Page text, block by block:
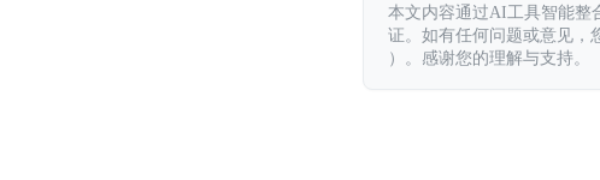
本文内容通过AI工具智能整
证。如有任何问题或意见，
）。感谢您的理解与支持。